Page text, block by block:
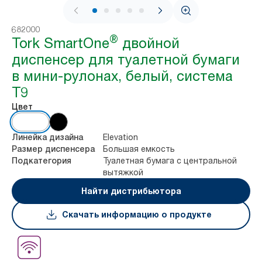
1 / 8
682000
Tork SmartOne® двойной
диспенсер для туалетной бумаги
в мини-рулонах, белый, система
T9
Цвет
Линейка дизайна Elevation
Размер диспенсера Большая емкость
Подкатегория
Туалетная бумага с центральной
вытяжкой
Найти дистрибьютора
Скачать информацию о продукте